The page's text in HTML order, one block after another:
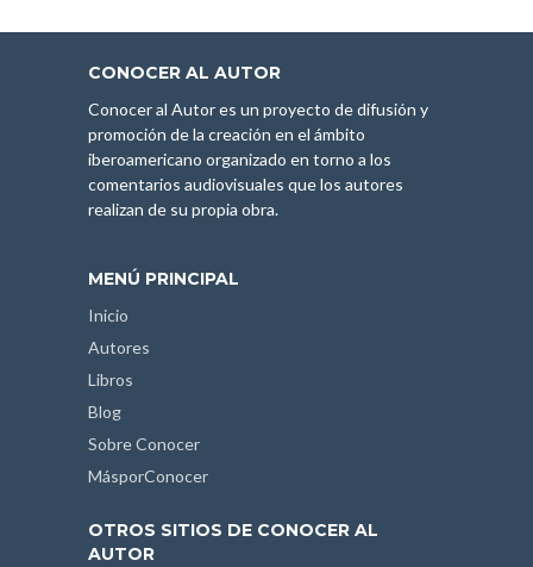
CONOCER AL AUTOR
Conocer al Autor es un proyecto de difusión y
promoción de la creación en el ámbito
iberoamericano organizado en torno a los
comentarios audiovisuales que los autores
realizan de su propia obra.
MENÚ PRINCIPAL
Inicio
Autores
Libros
Blog
Sobre Conocer
MásporConocer
OTROS SITIOS DE CONOCER AL
AUTOR